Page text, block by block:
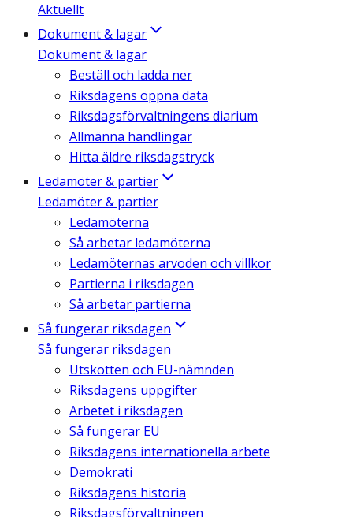
Aktuellt
Dokument & lagar
Dokument & lagar
Beställ och ladda ner
Riksdagens öppna data
Riksdagsförvaltningens diarium
Allmänna handlingar
Hitta äldre riksdagstryck
Ledamöter & partier
Ledamöter & partier
Ledamöterna
Så arbetar ledamöterna
Ledamöternas arvoden och villkor
Partierna i riksdagen
Så arbetar partierna
Så fungerar riksdagen
Så fungerar riksdagen
Utskotten och EU-nämnden
Riksdagens uppgifter
Arbetet i riksdagen
Så fungerar EU
Riksdagens internationella arbete
Demokrati
Riksdagens historia
Riksdagsförvaltningen